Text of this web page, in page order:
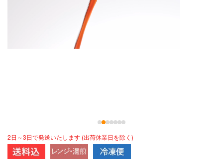
2日～3日で発送いたします (出荷休業日を除く)